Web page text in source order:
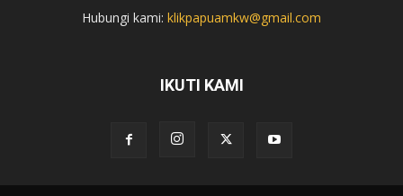
Hubungi kami: klikpapuamkw@gmail.com
IKUTI KAMI